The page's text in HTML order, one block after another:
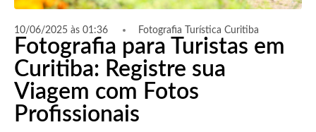
10/06/2025 às 01:36 Fotografia Turística Curitiba
Fotografia para Turistas em
Curitiba: Registre sua
Viagem com Fotos
Profissionais